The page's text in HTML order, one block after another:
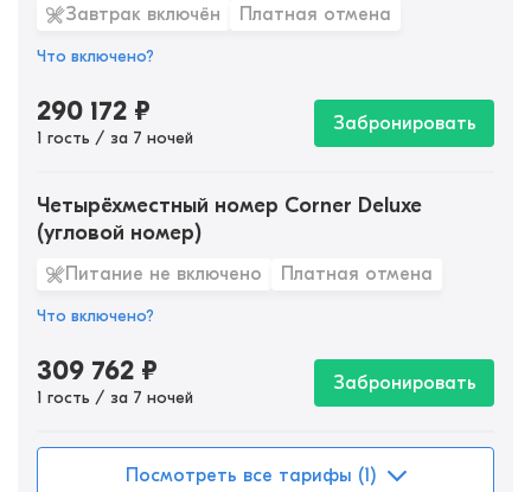
Завтрак включён Платная отмена
Что включено?
290 172 ₽
1 гость / за 7 ночей
Забронировать
Четырёхместный номер Corner Deluxe
(угловой номер)
Питание не включено Платная отмена
Что включено?
309 762 ₽
1 гость / за 7 ночей
Забронировать
Посмотреть все тарифы (1)